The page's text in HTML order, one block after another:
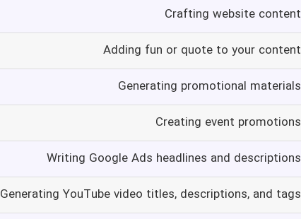
Crafting website content
Adding fun or quote to your content
Generating promotional materials
Creating event promotions
Writing Google Ads headlines and descriptions
Generating YouTube video titles, descriptions, and tags